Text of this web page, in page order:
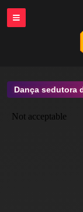
Dança sedutora